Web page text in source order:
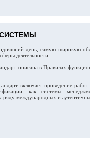
день, самую широкую
деятельности.
описана в Правилах
включает проведение
как системы
ряду международных и